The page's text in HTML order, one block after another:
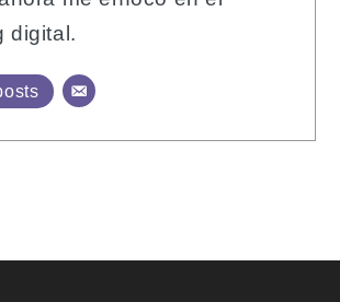
digital.